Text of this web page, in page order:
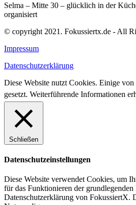
Selma – Mitte 30 – glücklich in der
organisiert
© copyright 2021. Fokussiertx.de - All
Impressum
Datenschutzerklärung
Diese Website nutzt Cookies. Einige
gesetzt. Weiterführende Informationen
Schließen
Datenschutzeinstellungen
Diese Website verwendet Cookies, um
für das Funktionieren der
Datenschutzerklärung von FokussiertX.